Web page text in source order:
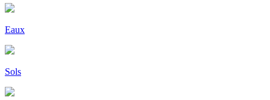
Eaux
Sols